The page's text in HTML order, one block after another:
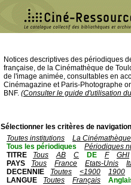
Notices descriptives des périodiques
française, de la Cinémathèque de
de l'image animée, consultables en
Cinémagazine et Paris-Photographe
BNF. (Consulter le guide d'utilisation
Sélectionner les critères de
Toutes institutions
La
Tous les périodiques
Périodiques
TITRE
Tous AB C DE F
GHI
PAYS
Tous France Etats-Unis
DECENNIE
Toutes <1900
1900
LANGUE
Toutes Français